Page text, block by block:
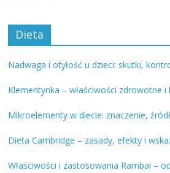
Dieta
Nadwaga i otyłość u dzieci: skutki,
Klementynka – właściwości zdrowotne
Mikroelementy w diecie: znaczenie,
Dieta Cambridge – zasady, efekty i
Właściwości i zastosowania Rambai –